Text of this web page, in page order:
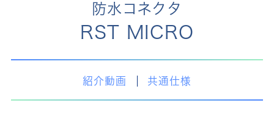
防水コネクタ
RST MICRO
紹介動画 共通仕様